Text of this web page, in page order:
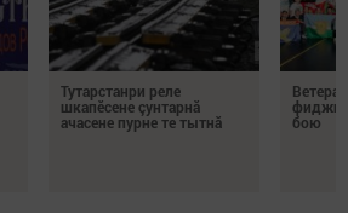
Тутарстанри реле
шкапӗсене çунтарнă
ачасене пурне те тытнă
бою